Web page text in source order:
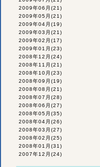
2009年06月 (21)
2009年05月 (21)
2009年04月 (19)
2009年03月 (21)
2009年02月 (17)
2009年01月 (23)
2008年12月 (24)
2008年11月 (21)
2008年10月 (23)
2008年09月 (19)
2008年08月 (21)
2008年07月 (28)
2008年06月 (27)
2008年05月 (35)
2008年04月 (26)
2008年03月 (27)
2008年02月 (25)
2008年01月 (31)
2007年12月 (24)